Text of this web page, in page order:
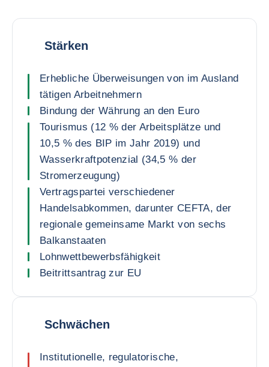
Stärken
Erhebliche Überweisungen von im Ausland
tätigen Arbeitnehmern
Bindung der Währung an den Euro
Tourismus (12 % der Arbeitsplätze und
10,5 % des BIP im Jahr 2019) und
Wasserkraftpotenzial (34,5 % der
Stromerzeugung)
Vertragspartei verschiedener
Handelsabkommen, darunter CEFTA, der
regionale gemeinsame Markt von sechs
Balkanstaaten
Lohnwettbewerbsfähigkeit
Beitrittsantrag zur EU
Schwächen
Institutionelle, regulatorische,